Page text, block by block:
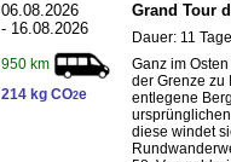
06.08.2026
- 16.08.2026
950 km
214 kg CO2e
Grand Tour
Dauer: 11
Ganz im
der Grenze zu
entlegene
diese windet